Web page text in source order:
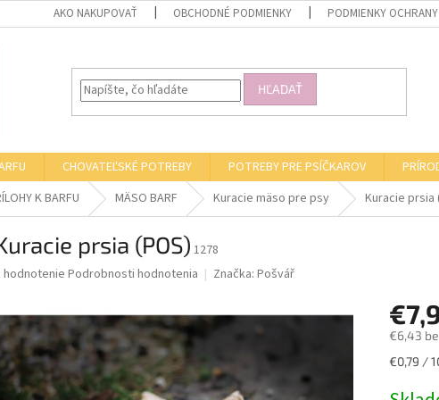
AKO NAKUPOVAŤ OBCHODNÉ PODMIENKY PODMIENKY OCHRANY
HĽADAŤ
CHOVATEĽSKÉ POTREBY POTREBY PRE PSÍČKAROV
K BARFU MÄSO BARF Kuracie mäso pre psy Kuracie prsia
prsia (POS) 1278
hviezdičiek.
hodnoteniePodrobnosti hodnotenia Značka: Pošvář
€6,43
€0,79 /